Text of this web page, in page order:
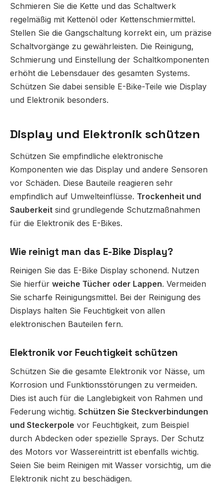
Schmieren Sie die Kette und das Schaltwerk
regelmäßig mit Kettenöl oder Kettenschmiermittel.
Stellen Sie die Gangschaltung korrekt ein, um präzise
Schaltvorgänge zu gewährleisten. Die Reinigung,
Schmierung und Einstellung der Schaltkomponenten
erhöht die Lebensdauer des gesamten Systems.
Schützen Sie dabei sensible E-Bike-Teile wie Display
und Elektronik besonders.
Display und Elektronik schützen
Schützen Sie empfindliche elektronische
Komponenten wie das Display und andere Sensoren
vor Schäden. Diese Bauteile reagieren sehr
empfindlich auf Umwelteinflüsse. Trockenheit und
Sauberkeit sind grundlegende Schutzmaßnahmen
für die Elektronik des E-Bikes.
Wie reinigt man das E-Bike Display?
Reinigen Sie das E-Bike Display schonend. Nutzen
Sie hierfür weiche Tücher oder Lappen. Vermeiden
Sie scharfe Reinigungsmittel. Bei der Reinigung des
Displays halten Sie Feuchtigkeit von allen
elektronischen Bauteilen fern.
Elektronik vor Feuchtigkeit schützen
Schützen Sie die gesamte Elektronik vor Nässe, um
Korrosion und Funktionsstörungen zu vermeiden.
Dies ist auch für die Langlebigkeit von Rahmen und
Federung wichtig. Schützen Sie Steckverbindungen
und Steckerpole vor Feuchtigkeit, zum Beispiel
durch Abdecken oder spezielle Sprays. Der Schutz
des Motors vor Wassereintritt ist ebenfalls wichtig.
Seien Sie beim Reinigen mit Wasser vorsichtig, um die
Elektronik nicht zu beschädigen.